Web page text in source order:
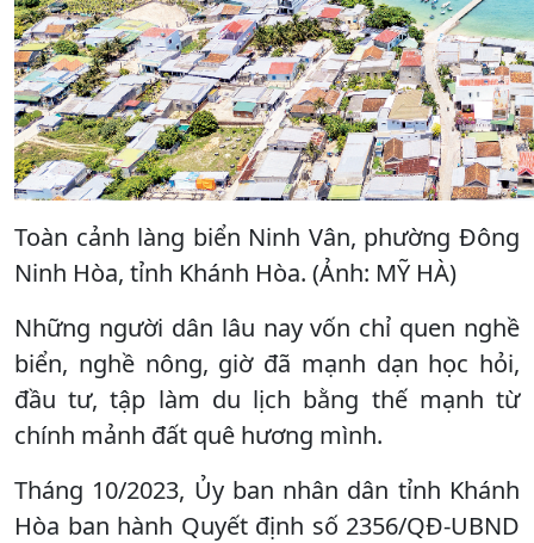
Toàn cảnh làng biển Ninh Vân, phường Đông
Ninh Hòa, tỉnh Khánh Hòa. (Ảnh: MỸ HÀ)
Những người dân lâu nay vốn chỉ quen nghề
biển, nghề nông, giờ đã mạnh dạn học hỏi,
đầu tư, tập làm du lịch bằng thế mạnh từ
chính mảnh đất quê hương mình.
Tháng 10/2023, Ủy ban nhân dân tỉnh Khánh
Hòa ban hành Quyết định số 2356/QĐ-UBND